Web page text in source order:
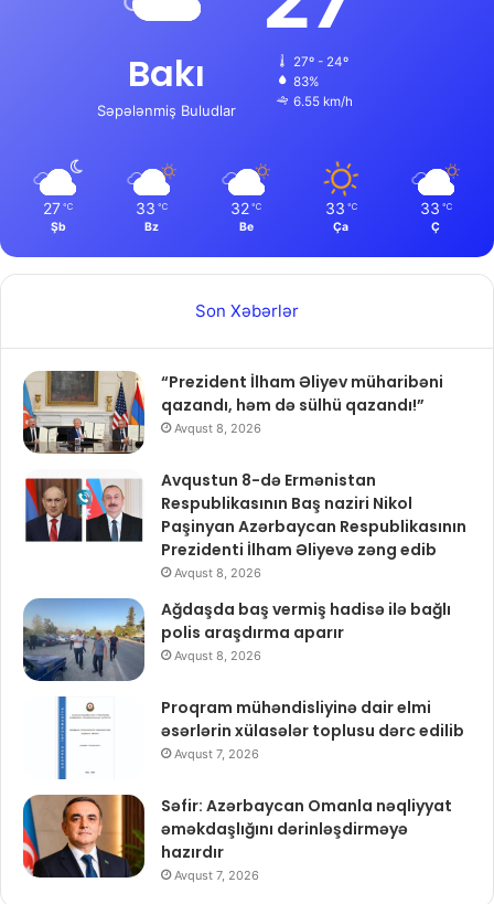
Bakı
Səpələnmiş Buludlar
27º - 24º
83%
6.55 km/h
27 ℃
Şb
33 ℃
Bz
32 ℃
Be
33 ℃
Ça
33 ℃
Ç
Son Xəbərlər
“Prezident İlham Əliyev müharibəni
qazandı, həm də sülhü qazandı!”
Avqust 8, 2026
Avqustun 8-də Ermənistan
Respublikasının Baş naziri Nikol
Paşinyan Azərbaycan Respublikasının
Prezidenti İlham Əliyevə zəng edib
Avqust 8, 2026
Ağdaşda baş vermiş hadisə ilə bağlı
polis araşdırma aparır
Avqust 8, 2026
Proqram mühəndisliyinə dair elmi
əsərlərin xülasələr toplusu dərc edilib
Avqust 7, 2026
Səfir: Azərbaycan Omanla nəqliyyat
əməkdaşlığını dərinləşdirməyə
hazırdır
Avqust 7, 2026